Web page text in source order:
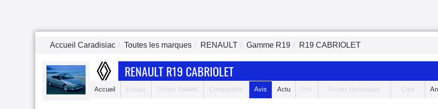
Accueil Caradisiac Toutes les marques RENAULT Gamme R19 R19 CABRIOLET
RENAULT R19 CABRIOLET
Accueil Essais Fiches fiabilité Comparatifs Avis Actu Prix Fiches techniques Cote